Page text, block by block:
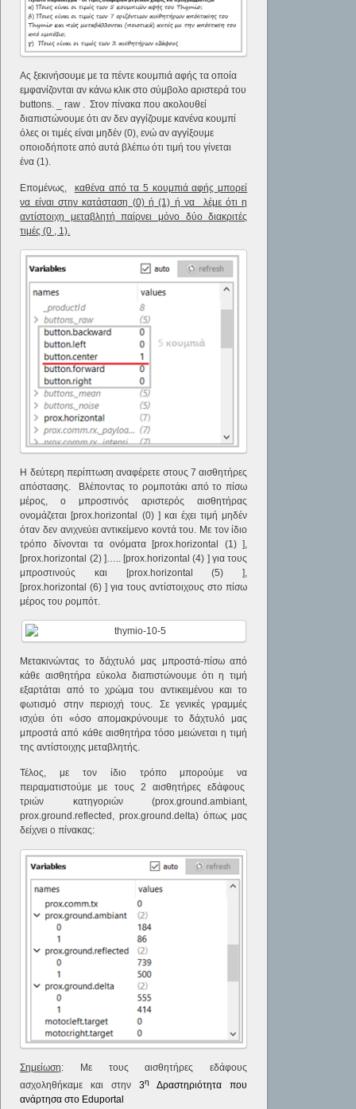
Ας ξεκινήσουμε με τα πέντε κουμπιά αφής τα οποία
εμφανίζονται αν κάνω κλικ στο σύμβολο αριστερά του
buttons. _ raw . Στον πίνακα που ακολουθεί
διαπιστώνουμε ότι αν δεν αγγίζουμε κανένα κουμπί
όλες οι τιμές είναι μηδέν (0), ενώ αν αγγίξουμε
οποιοδήποτε από αυτά βλέπω ότι τιμή του γίνεται
ένα (1).
Επομένως, καθένα από τα 5 κουμπιά αφής μπορεί
να είναι στην κατάσταση (0) ή (1) ή να λέμε ότι η
αντίστοιχη μεταβλητή παίρνει μόνο δύο διακριτές
τιμές (0 , 1).
Η δεύτερη περίπτωση αναφέρετε στους 7 αισθητήρες
απόστασης. Βλέποντας το ρομποτάκι από το πίσω
μέρος, ο μπροστινός αριστερός αισθητήρας
ονομάζεται [prox.horizontal (0) ] και έχει τιμή μηδέν
όταν δεν ανιχνεύει αντικείμενο κοντά του. Με τον ίδιο
τρόπο δίνονται τα ονόματα [prox.horizontal (1) ],
[prox.horizontal (2) ]….. [prox.horizontal (4) ] για τους
μπροστινούς και [prox.horizontal (5) ],
[prox.horizontal (6) ] για τους αντίστοιχους στο πίσω
μέρος του ρομπότ.
Μετακινώντας το δάχτυλό μας μπροστά-πίσω από
κάθε αισθητήρα εύκολα διαπιστώνουμε ότι η τιμή
εξαρτάται από το χρώμα του αντικειμένου και το
φωτισμό στην περιοχή τους. Σε γενικές γραμμές
ισχύει ότι «όσο απομακρύνουμε το δάχτυλό μας
μπροστά από κάθε αισθητήρα τόσο μειώνεται η τιμή
της αντίστοιχης μεταβλητής.
Τέλος, με τον ίδιο τρόπο μπορούμε να
πειραματιστούμε με τους 2 αισθητήρες εδάφους
τριών κατηγοριών (prox.ground.ambiant,
prox.ground.reflected, prox.ground.delta) όπως μας
δείχνει ο πίνακας:
Σημείωση: Με τους αισθητήρες εδάφους
ασχοληθήκαμε και στην3η
Δραστηριότητα που
ανάρτησα στο Eduportal